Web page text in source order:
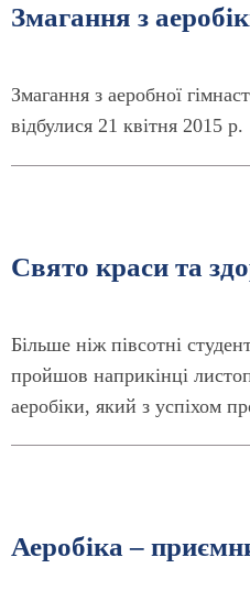
Змагання з
Змагання з аеробної
відбулися 21 квітня 2015
Свято краси та
Більше ніж півсотні
пройшов наприкінці
аеробіки, який з успіхом
Аеробіка –